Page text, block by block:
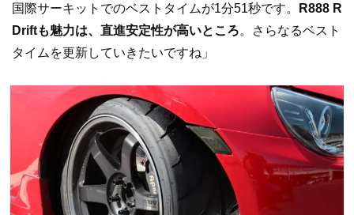
国際サーキットでのベストタイムが1分51秒です。
R888 R
Driftも魅力は、直進安定性が高いところ。さらなるベスト
タイムを更新していきたいですね」